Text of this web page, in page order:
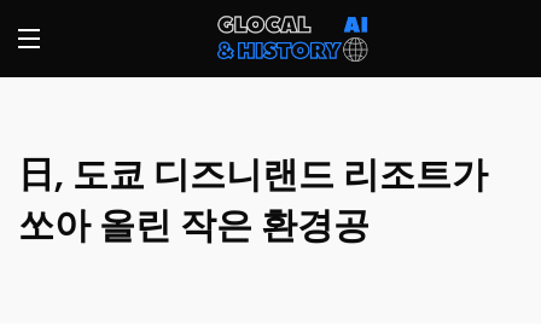
日, 도쿄 디즈니랜드 리조트가
쏘아 올린 작은 환경공